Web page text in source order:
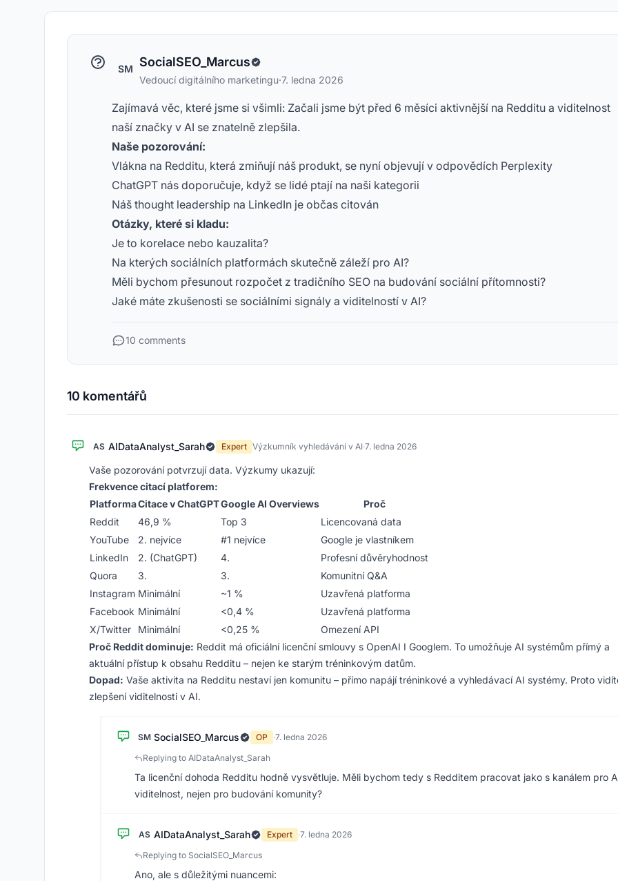
SM SocialSEO_Marcus
Vedoucí digitálního marketingu·7. ledna 2026
Zajímavá věc, které jsme si všimli: Začali jsme být před 6 měsíci aktivnější na Redditu a viditelnost
naší značky v AI se znatelně zlepšila.
Naše pozorování:
Vlákna na Redditu, která zmiňují náš produkt, se nyní objevují v odpovědích Perplexity
ChatGPT nás doporučuje, když se lidé ptají na naši kategorii
Náš thought leadership na LinkedIn je občas citován
Otázky, které si kladu:
Je to korelace nebo kauzalita?
Na kterých sociálních platformách skutečně záleží pro AI?
Měli bychom přesunout rozpočet z tradičního SEO na budování sociální přítomnosti?
Jaké máte zkušenosti se sociálními signály a viditelností v AI?
10 comments
10 komentářů
AS AIDataAnalyst_Sarah Expert Výzkumník vyhledávání v AI·7. ledna 2026
Vaše pozorování potvrzují data. Výzkumy ukazují:
Frekvence citací platforem:
PlatformaCitace v ChatGPTGoogle AI Overviews
Proč
Reddit
46,9 % Top 3
Licencovaná data
YouTube
2. nejvíce #1 nejvíce
Google je vlastníkem
LinkedIn
2. (ChatGPT) 4.
Profesní důvěryhodnost
Quora
3. 3.
Komunitní Q&A
Instagram Minimální ~1 %
Uzavřená platforma
Facebook Minimální <0,4 %
Uzavřená platforma
X/Twitter
Minimální <0,25 %
Omezení API
Proč Reddit dominuje: Reddit má oficiální licenční smlouvy s OpenAI I Googlem. To umožňuje AI systémům přímý a
aktuální přístup k obsahu Redditu – nejen ke starým tréninkovým datům.
Dopad: Vaše aktivita na Redditu nestaví jen komunitu – přímo napájí tréninkové a vyhledávací AI systémy. Proto
zlepšení viditelnosti v AI.
SM SocialSEO_Marcus OP ·7. ledna 2026
Replying to AIDataAnalyst_Sarah
Ta licenční dohoda Redditu hodně vysvětluje. Měli bychom tedy s Redditem pracovat jako s kanálem pro
viditelnost, nejen pro budování komunity?
AS AIDataAnalyst_Sarah Expert ·7. ledna 2026
Replying to SocialSEO_Marcus
Ano, ale s důležitými nuancemi: